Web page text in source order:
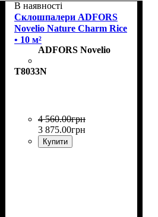
В наявності
Склошпалери ADFORS
Novelio Nature Charm Rice
• 10 м²
ADFORS Novelio
T8033N
4 560.00грн
3 875.00грн
Купити